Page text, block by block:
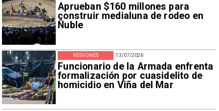
Aprueban $160 millones para
construir medialuna de rodeo en
Ñuble
13/07/2026
Funcionario de la Armada enfrenta
formalización por cuasidelito de
homicidio en Viña del Mar
REGIONES